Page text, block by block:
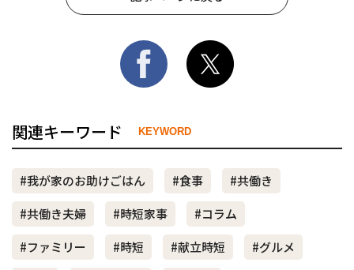
関連キーワード KEYWORD
#我が家のお助けごはん #食事
#共働き
#共働き夫婦
#時短家事
#コラム
#ファミリー
#時短 #献立時短
#グルメ